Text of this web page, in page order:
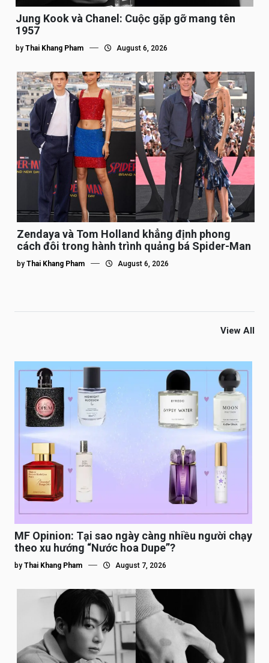
Jung Kook và Chanel: Cuộc gặp gỡ mang tên
1957
by Thai Khang Pham August 6, 2026
Zendaya và Tom Holland khẳng định phong
cách đôi trong hành trình quảng bá Spider-Man
by Thai Khang Pham August 6, 2026
View All
MF Opinion: Tại sao ngày càng nhiều người chạy
theo xu hướng “Nước hoa Dupe”?
by Thai Khang Pham August 7, 2026